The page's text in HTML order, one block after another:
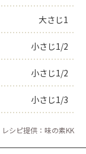
大さじ1
小さじ1/2
小さじ1/2
小さじ1/3
レシピ提供：味の素KK